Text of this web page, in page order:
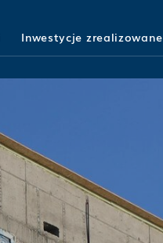
Inwestycje zrealizowane